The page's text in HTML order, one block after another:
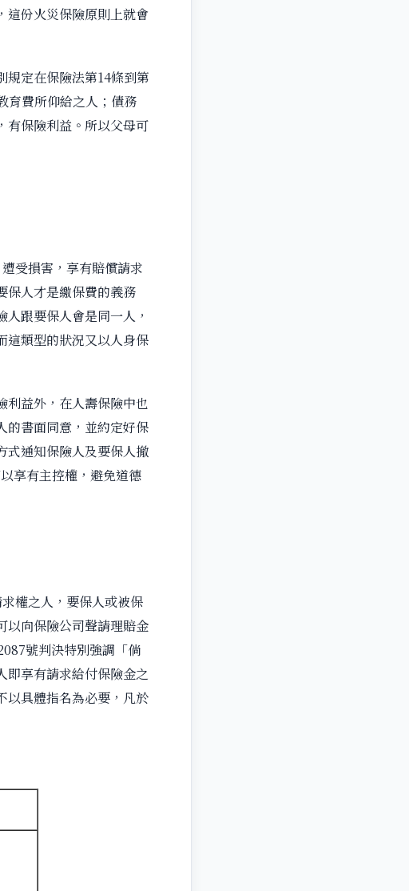
這份火災保險原則上就會
規定在保險法第14條到第
育費所仰給之人；債務
有保險利益。所以父母可
受損害，享有賠償請求
保人才是繳保費的義務
跟要保人會是同一人，
這類型的狀況又以人身保
利益外，在人壽保險中也
的書面同意，並約定好保
式通知保險人及要保人撤
享有主控權，避免道德
權之人，要保人或被保
以向保險公司聲請理賠金
號判決特別強調「倘
即享有請求給付保險金之
以具體指名為必要，凡於